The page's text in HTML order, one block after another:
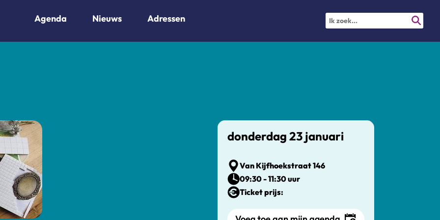
Agenda Nieuws Adressen
donderdag 23 januari
Van Kijfhoekstraat 146
09:30 - 11:30 uur
Ticket prijs: